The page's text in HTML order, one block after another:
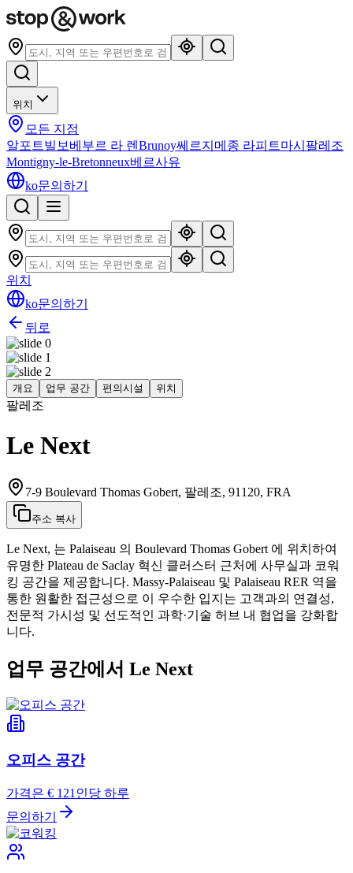
위치
모든 지점
알포트빌 보베 부르 라 렌 Brunoy쎄르지 메종 라피트마시 팔레조
Montigny-le-Bretonneux베르사유
ko문의하기
위치
ko문의하기
뒤로
개요 업무 공간 편의시설 위치
팔레조
Le Next
7-9 Boulevard Thomas Gobert, 팔레조, 91120, FRA
주소 복사
Le Next, 는 Palaiseau 의 Boulevard Thomas Gobert 에 위치하여
유명한 Plateau de Saclay 혁신 클러스터 근처에 사무실과 코워
킹 공간을 제공합니다. Massy‑Palaiseau 및 Palaiseau RER 역을
통한 원활한 접근성으로 이 우수한 입지는 고객과의 연결성,
전문적 가시성 및 선도적인 과학·기술 허브 내 협업을 강화합
니다.
업무 공간에서 Le Next
오피스 공간
가격은 € 121인당 하루
문의하기